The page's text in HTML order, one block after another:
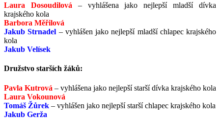
Laura Dosoudilová – vyhlášena jako nejlepší mladší dívka
krajského kola
Barbora Měřilová
Jakub Strnadel – vyhlášen jako nejlepší mladší chlapec krajského
kola
Jakub Velísek
Družstvo starších žáků:
Pavla Kutrová – vyhlášena jako nejlepší starší dívka krajského kola
Laura Vokounová
Tomáš Žůrek – vyhlášen jako nejlepší starší chlapec krajského kola
Jakub Gerža